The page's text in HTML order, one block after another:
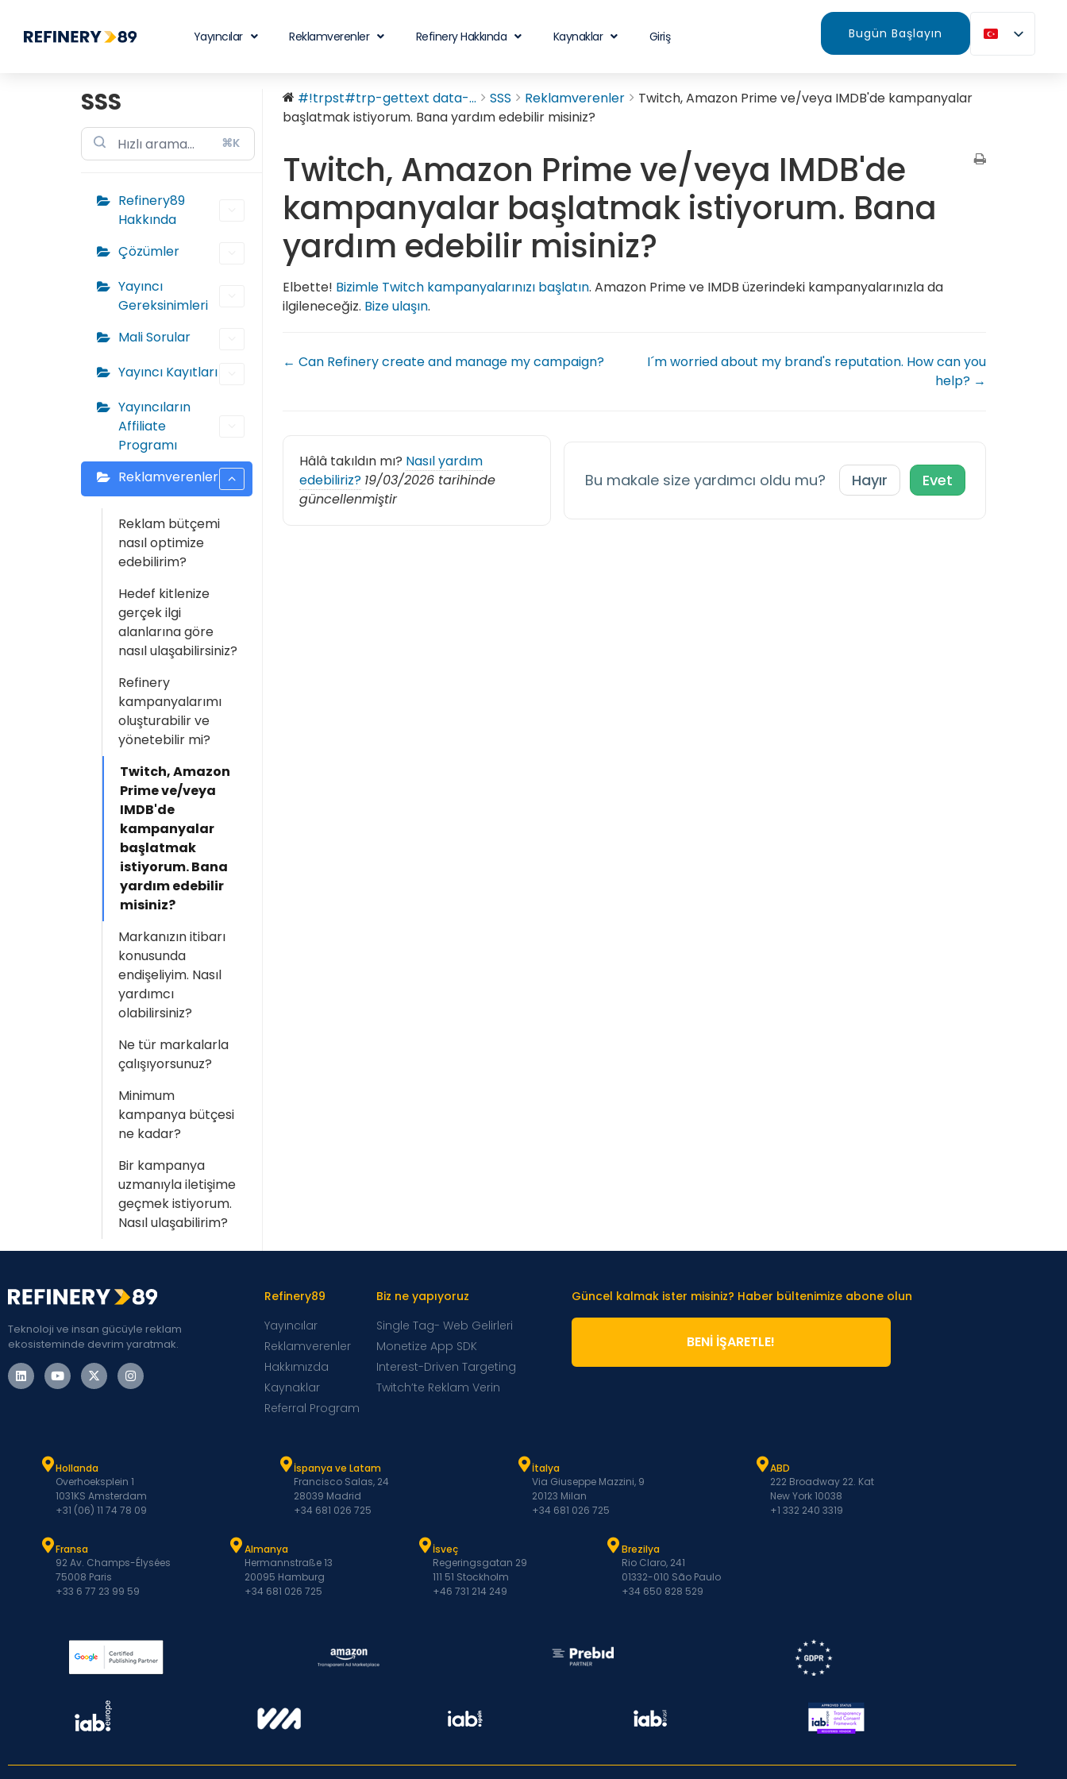
Yayıncılar Reklamverenler Refinery Hakkında Kaynaklar Giriş Bugün Başlayın
SSS
⌘K
Refinery89
Hakkında
Çözümler
Yayıncı
Gereksinimleri
Mali Sorular
Yayıncı Kayıtları
Yayıncıların
Affiliate
Programı
Reklamverenler
Reklam bütçemi
nasıl optimize
edebilirim?
Hedef kitlenize
gerçek ilgi
alanlarına göre
nasıl ulaşabilirsiniz?
Refinery
kampanyalarımı
oluşturabilir ve
yönetebilir mi?
Twitch, Amazon
Prime ve/veya
IMDB'de
kampanyalar
başlatmak
istiyorum. Bana
yardım edebilir
misiniz?
Markanızın itibarı
konusunda
endişeliyim. Nasıl
yardımcı
olabilirsiniz?
Ne tür markalarla
çalışıyorsunuz?
Minimum
kampanya bütçesi
ne kadar?
Bir kampanya
uzmanıyla iletişime
geçmek istiyorum.
Nasıl ulaşabilirim?
#!trpst#trp-gettext data-... SSS Reklamverenler
Twitch, Amazon Prime ve/veya IMDB'de kampanyalar
başlatmak istiyorum. Bana yardım edebilir misiniz?
Twitch, Amazon Prime ve/veya IMDB'de
kampanyalar başlatmak istiyorum. Bana
yardım edebilir misiniz?
Elbette! Bizimle Twitch kampanyalarınızı başlatın. Amazon Prime ve IMDB üzerindeki kampanyalarınızla da
ilgileneceğiz. Bize ulaşın.
← Can Refinery create and manage my campaign?
I´m worried about my brand's reputation. How can you
help? →
Hâlâ takıldın mı? Nasıl yardım
edebiliriz? 19/03/2026 tarihinde
güncellenmiştir
Bu makale size yardımcı oldu mu? Hayır Evet
Teknoloji ve insan gücüyle reklam
ekosisteminde devrim yaratmak.
Refinery89
Yayıncılar
Reklamverenler
Hakkımızda
Kaynaklar
Referral Program
Biz ne yapıyoruz
Single Tag- Web Gelirleri
Monetize App SDK
Interest-Driven Targeting
Twitch’te Reklam Verin
Güncel kalmak ister misiniz? Haber bültenimize abone olun
BENİ İŞARETLE!
Hollanda
Overhoeksplein 1
1031KS Amsterdam
+31 (06) 11 74 78 09
İspanya ve Latam
Francisco Salas, 24
28039 Madrid
+34 681 026 725
İtalya
Via Giuseppe Mazzini, 9
20123 Milan
+34 681 026 725
ABD
222 Broadway 22. Kat
New York 10038
+1 332 240 3319
Fransa
92 Av. Champs-Élysées
75008 Paris
+33 6 77 23 99 59
Almanya
Hermannstraße 13
20095 Hamburg
+34 681 026 725
İsveç
Regeringsgatan 29
111 51 Stockholm
+46 731 214 249
Brezilya
Rio Claro, 241
01332-010 São Paulo
+34 650 828 529